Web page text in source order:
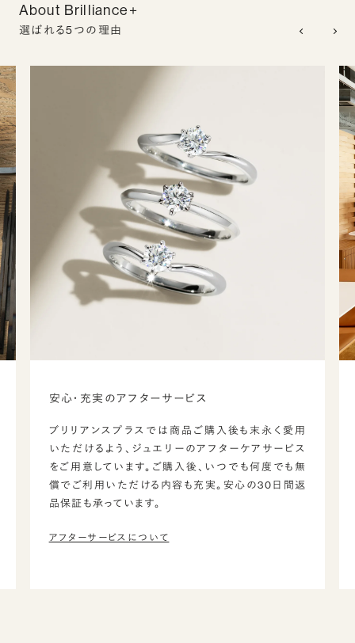
About Brilliance+
選ばれる5つの理由
安心・充実のアフターサービス
ブリリアンスプラスでは商品ご購入後も末永く愛用
いただけるよう、ジュエリーのアフターケアサービス
をご用意しています。ご購入後、いつでも何度でも無
償でご利用いただける内容も充実。安心の30日間返
品保証も承っています。
アフターサービスについて